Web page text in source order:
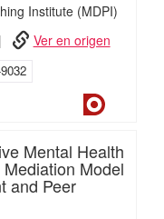
Institute (MDPI)
Ver en origen
Mental Health
Model
and Peer